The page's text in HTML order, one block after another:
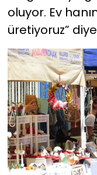
oluyor. Ev
üretiyoruz”